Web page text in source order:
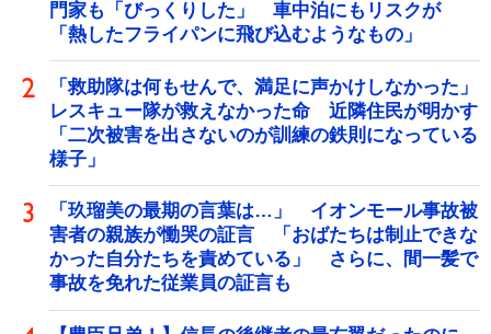
門家も「びっくりした」 車中泊にもリスクが
「熱したフライパンに飛び込むようなもの」
「救助隊は何もせんで、満足に声かけしなかった」
レスキュー隊が救えなかった命 近隣住民が明かす
「二次被害を出さないのが訓練の鉄則になっている
様子」
「玖瑠美の最期の言葉は…」 イオンモール事故被
害者の親族が慟哭の証言 「おばたちは制止できな
かった自分たちを責めている」 さらに、間一髪で
事故を免れた従業員の証言も